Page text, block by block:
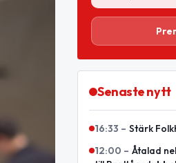
Senaste nytt
16:33 – Stärk
12:00 – Åtalad